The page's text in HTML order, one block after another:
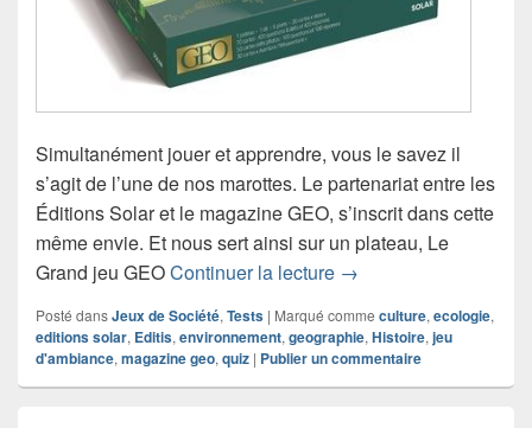
Simultanément jouer et apprendre, vous le savez il
s’agit de l’une de nos marottes. Le partenariat entre les
Éditions Solar et le magazine GEO, s’inscrit dans cette
même envie. Et nous sert ainsi sur un plateau, Le
Grand jeu GEOContinuer la lecture Chronique jeu de
→
Posté dansJeux de Société, Tests | Marqué comme culture, ecologie,
editions solar, Editis, environnement, geographie, Histoire, jeu
d'ambiance, magazine geo, quiz | Publier un commentaire